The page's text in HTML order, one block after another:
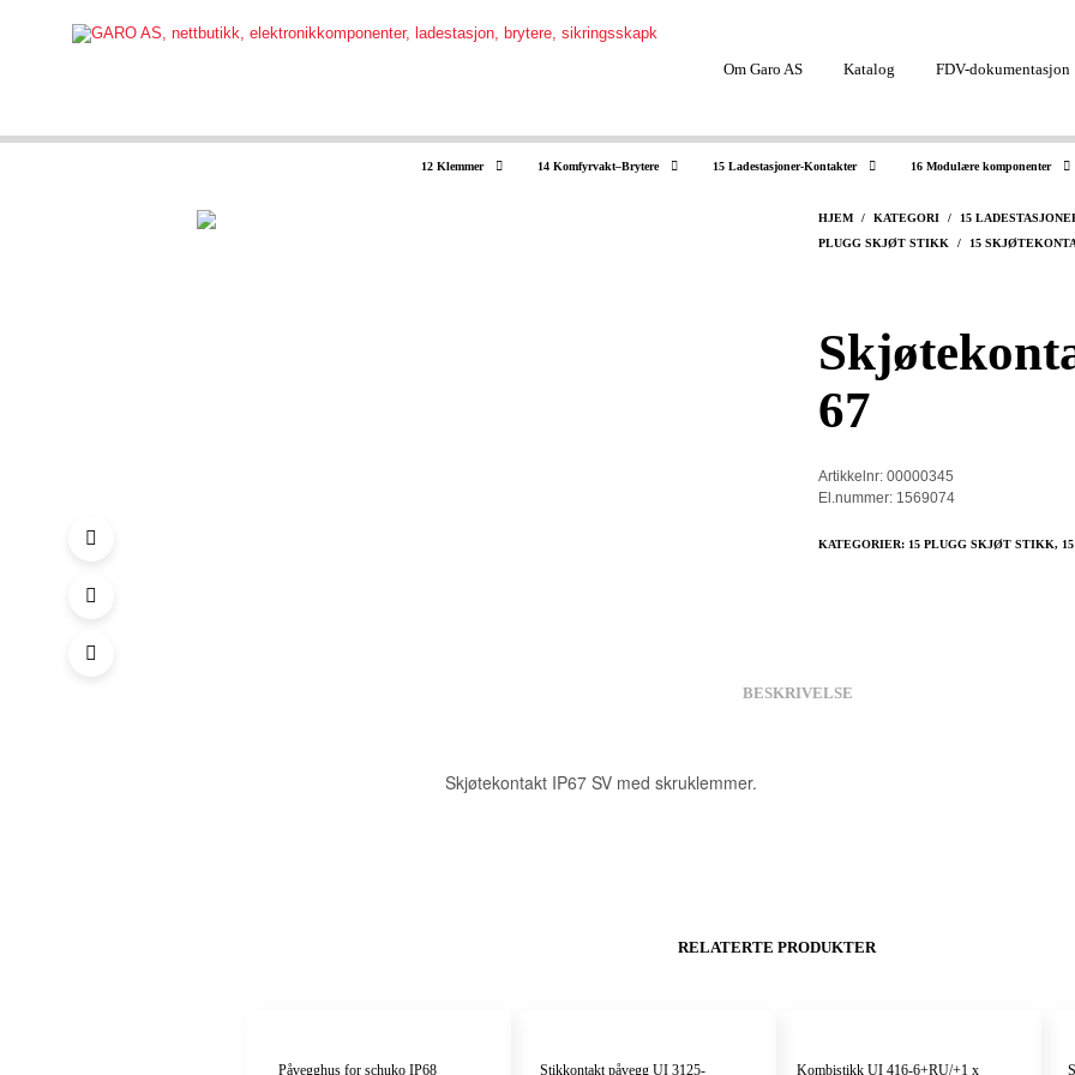
12 Klemmer 14 Komfyrvakt–Brytere 15 Ladestasjoner-Kontakter 16 Modulære komponenter
Om Garo AS Katalog FDV-dokumentasjon
HJEM / KATEGORI / 15
PLUGG SKJØT STIKK
/ 15
67
Artikkelnr: 00000345
El.nummer: 1569074
KATEGORIER: 15 PLUGG SKJØT STIKK,
BESKRIVELSE
Skjøtekontakt IP67 SV med skruklemmer.
RELATERTE PRODUKTER
Påvegghus for schuko IP68 Stikkontakt påvegg UI 3125- Kombistikk UI 416-6+RU/+1 x